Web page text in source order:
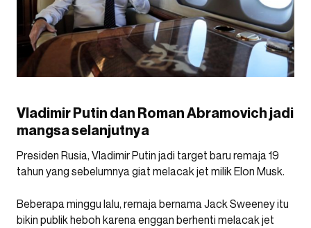
Vladimir Putin dan Roman Abramovich jadi
mangsa selanjutnya
Presiden Rusia, Vladimir Putin jadi target baru remaja 19
tahun yang sebelumnya giat melacak jet milik Elon Musk.
Beberapa minggu lalu, remaja bernama Jack Sweeney itu
bikin publik heboh karena enggan berhenti melacak jet